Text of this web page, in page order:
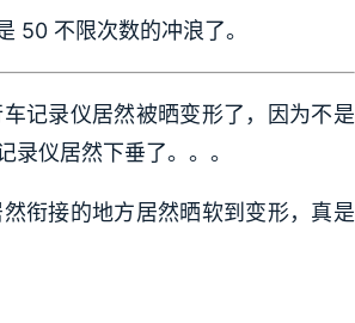
50 不限次数的冲浪了。
记录仪居然被晒变形了，因为不是
仪居然下垂了。。。
衔接的地方居然晒软到变形，真是